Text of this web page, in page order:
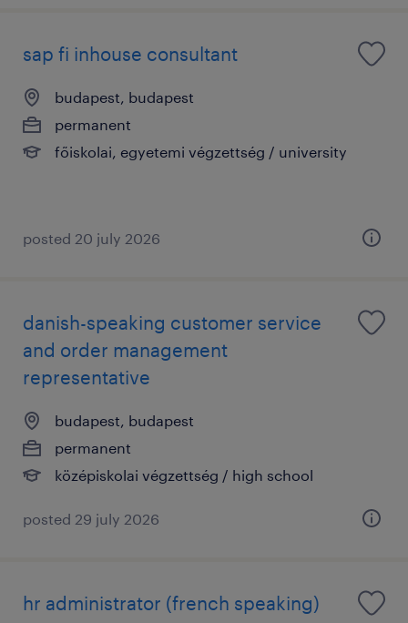
sap fi inhouse consultant
budapest, budapest
permanent
főiskolai, egyetemi végzettség / university
posted 20 july 2026
danish-speaking customer service
and order management
representative
budapest, budapest
permanent
középiskolai végzettség / high school
posted 29 july 2026
hr administrator (french speaking)